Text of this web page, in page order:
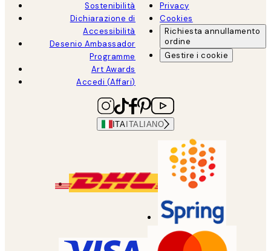
Sostenibilità
Dichiarazione di
Accessibilità
Desenio Ambassador
Programme
Art Awards
Accedi (Affari)
Privacy
Cookies
Richiesta annullamento
ordine
Gestire i cookie
ITA ITALIANO